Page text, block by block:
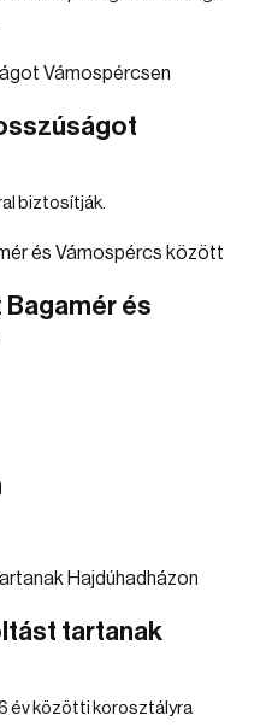
biztosítják.
és
tartanak
év közötti korosztályra